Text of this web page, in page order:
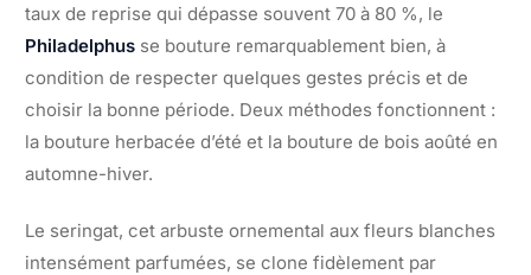
taux de reprise qui dépasse souvent 70 à 80 %, le
Philadelphus se bouture remarquablement bien, à
condition de respecter quelques gestes précis et de
choisir la bonne période. Deux méthodes fonctionnent :
la bouture herbacée d’été et la bouture de bois aoûté en
automne-hiver.
Le seringat, cet arbuste ornemental aux fleurs blanches
intensément parfumées, se clone fidèlement par